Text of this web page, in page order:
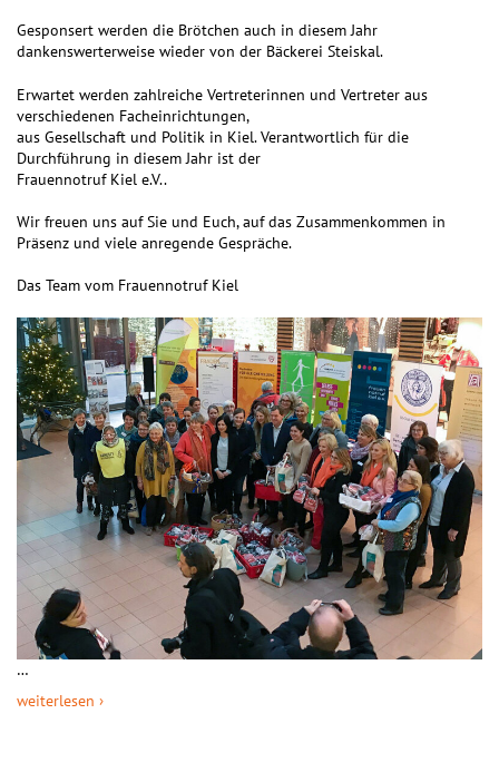
Gesponsert werden die Brötchen auch in diesem Jahr
dankenswerterweise wieder von der Bäckerei Steiskal.
Erwartet werden zahlreiche Vertreterinnen und Vertreter aus
verschiedenen Facheinrichtungen,
aus Gesellschaft und Politik in Kiel. Verantwortlich für die
Durchführung in diesem Jahr ist der
Frauennotruf Kiel e.V..
Wir freuen uns auf Sie und Euch, auf das Zusammenkommen in
Präsenz und viele anregende Gespräche.
Das Team vom Frauennotruf Kiel
…
weiterlesen ›